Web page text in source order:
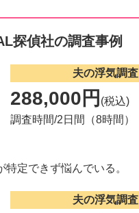
探偵社の調査事例
夫の浮気調査
288,000円 (税込)
調査時間/2日間（8時間）
定できず悩んでいる。
夫の浮気調査